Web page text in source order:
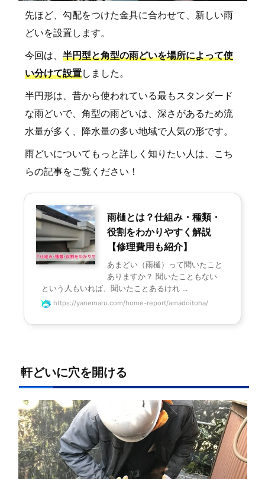
先ほど、勾配をつけた金具に合わせて、新しい雨
どいを設置します。
今回は、 半円型と角型の雨どいを場所によって使
い分けて設置しました。
半円形は、昔から使われている最もスタンダード
な雨どいで、角型の雨どいは、深さがあるため流
水量が多く、降水量の多い地域で人気の形です。
雨どいについてもっと詳しく知りたい人は、こち
らの記事をご覧ください！
雨樋とは？仕組み・種類・
役割をわかりやすく解説
【修理費用も紹介】
あまどい（雨樋）って聞いたこと
ありますか？ 聞いたこともない
という人もいれば、聞いたことあるけれ ...
https://yanemaru.com/home-report/amadoitoha/
軒どいに穴を開ける